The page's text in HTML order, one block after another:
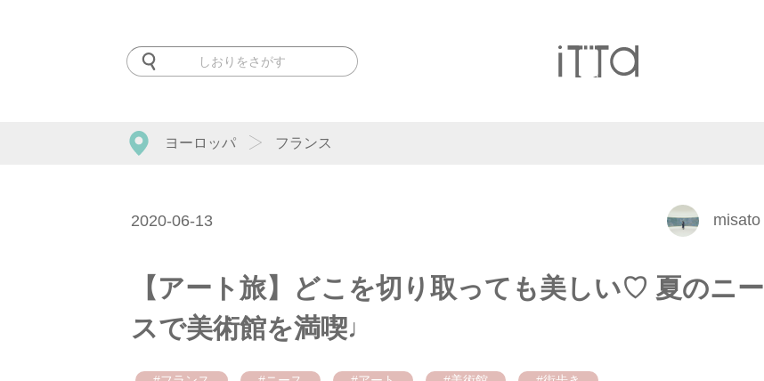
ヨーロッパ フランス
2020-06-13 misato
【アート旅】どこを切り取っても美しい♡ 夏のニー
スで美術館を満喫♩